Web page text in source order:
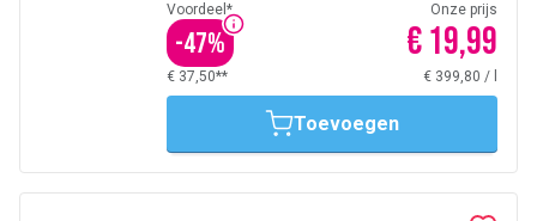
Voordeel*
-47%
Onze prijs
€ 19,99
€ 37,50** € 399,80 /
Toevoegen